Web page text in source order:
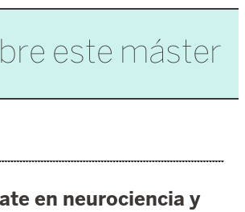
este máster
en neurociencia y